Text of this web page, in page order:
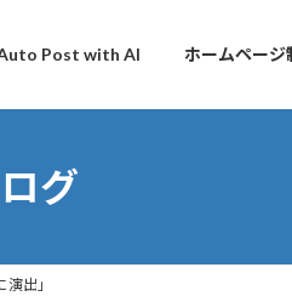
Post with AI ホームページ
グ
出」